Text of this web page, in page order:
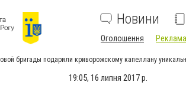
Новини
Оголошення
бригады подарили криворожскому капеллану
19:05, 16 липня 2017 р.